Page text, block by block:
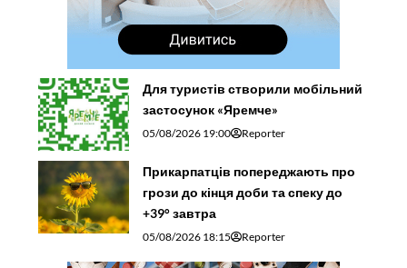
Для туристів створили мобільний
застосунок «Яремче»
05/08/2026 19:00 Reporter
Прикарпатців попереджають про
грози до кінця доби та спеку до
+39° завтра
05/08/2026 18:15 Reporter